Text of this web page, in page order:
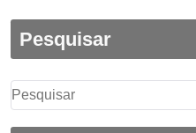
Pesquisar
Pesquisar
por: